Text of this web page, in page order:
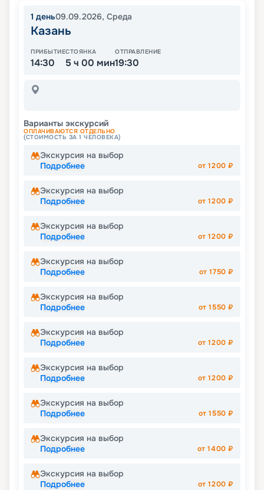
1 день09.09.2026, Среда
Казань
ПРИБЫТИЕ
14:30
СТОЯНКА
5 ч 00 мин
ОТПРАВЛЕНИЕ
19:30
Варианты экскурсий
ОПЛАЧИВАЮТСЯ ОТДЕЛЬНО
(СТОИМОСТЬ ЗА 1 ЧЕЛОВЕКА)
Экскурсия на выбор
Подробнее
от1200 ₽
Экскурсия на выбор
Подробнее
от1200 ₽
Экскурсия на выбор
Подробнее
от1200 ₽
Экскурсия на выбор
Подробнее
от1750 ₽
Экскурсия на выбор
Подробнее
от1550 ₽
Экскурсия на выбор
Подробнее
от1200 ₽
Экскурсия на выбор
Подробнее
от1200 ₽
Экскурсия на выбор
Подробнее
от1550 ₽
Экскурсия на выбор
Подробнее
от1400 ₽
Экскурсия на выбор
Подробнее
от1200 ₽